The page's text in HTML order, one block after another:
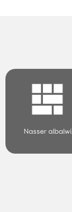
Nasser albalwi